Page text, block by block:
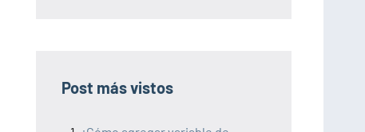
Post más vistos